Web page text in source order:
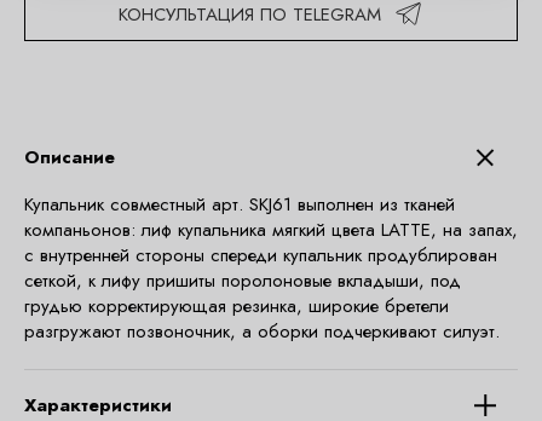
КОНСУЛЬТАЦИЯ ПО TELEGRAM
Описание
Купальник совместный арт. SKJ61 выполнен из тканей
компаньонов: лиф купальника мягкий цвета LATTE, на запах,
с внутренней стороны спереди купальник продублирован
сеткой, к лифу пришиты поролоновые вкладыши, под
грудью корректирующая резинка, широкие бретели
разгружают позвоночник, а оборки подчеркивают силуэт.
Характеристики